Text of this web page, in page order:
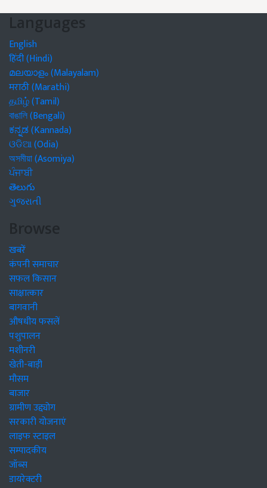
Languages
English
हिंदी (Hindi)
മലയാളം (Malayalam)
मराठी (Marathi)
தமிழ் (Tamil)
বাঙালি (Bengali)
ಕನ್ನಡ (Kannada)
ଓଡିଆ (Odia)
অসমীয়া (Asomiya)
ਪੰਜਾਬੀ
తెలుగు
ગુજરાતી
Browse
खबरें
कंपनी समाचार
सफल किसान
साक्षात्कार
बागवानी
औषधीय फसलें
पशुपालन
मशीनरी
खेती-बाड़ी
मौसम
बाजार
ग्रामीण उद्द्योग
सरकारी योजनाएं
लाइफ स्टाइल
सम्पादकीय
जॉब्स
डायरेक्टरी